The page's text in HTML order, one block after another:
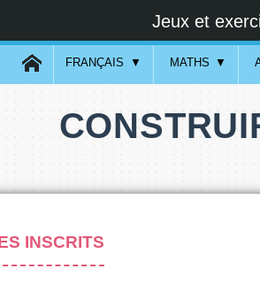
Jeux et
FRANÇAIS MATHS
INSCRITS